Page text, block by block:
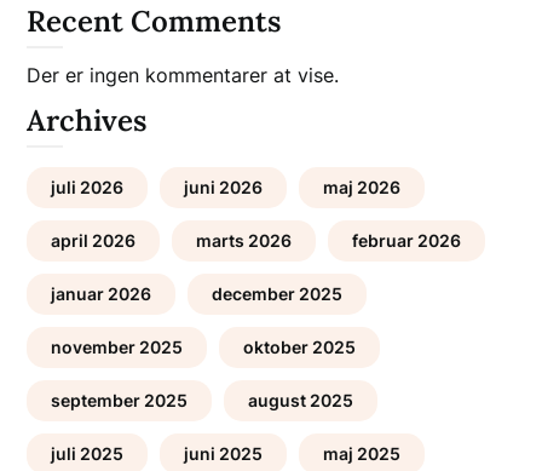
Recent Comments
Der er ingen kommentarer at vise.
Archives
juli 2026 juni 2026 maj 2026
april 2026 marts 2026 februar 2026
januar 2026 december 2025
november 2025 oktober 2025
september 2025 august 2025
juli 2025 juni 2025 maj 2025